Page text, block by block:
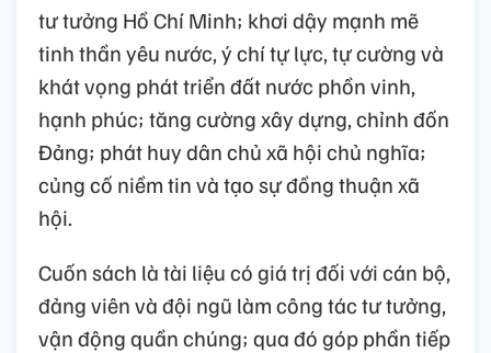
tư tưởng Hồ Chí Minh; khơi dậy mạnh mẽ
tinh thần yêu nước, ý chí tự lực, tự cường và
khát vọng phát triển đất nước phồn vinh,
hạnh phúc; tăng cường xây dựng, chỉnh đốn
Đảng; phát huy dân chủ xã hội chủ nghĩa;
củng cố niềm tin và tạo sự đồng thuận xã
hội.
Cuốn sách là tài liệu có giá trị đối với cán bộ,
đảng viên và đội ngũ làm công tác tư tưởng,
vận động quần chúng; qua đó góp phần tiếp